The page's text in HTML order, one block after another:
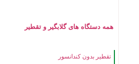
همه دستگاه های گلابگیر و تقطیر
تقطیر بدون کندانسور